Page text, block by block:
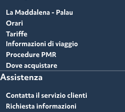
La Maddalena - Palau
Orari
Tariffe
Informazioni di viaggio
Procedure PMR
Dove acquistare
Assistenza
Contatta il servizio clienti
Richiesta informazioni